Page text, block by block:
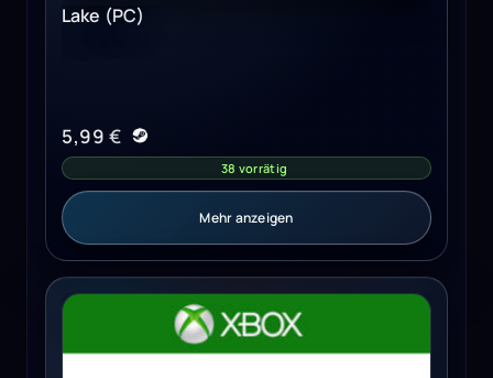
Lake (PC)
5,99 €
38 vorrätig
Mehr anzeigen
FINAL FANTASY IX (Xbox One) - Xbox Live Key - EUROPE